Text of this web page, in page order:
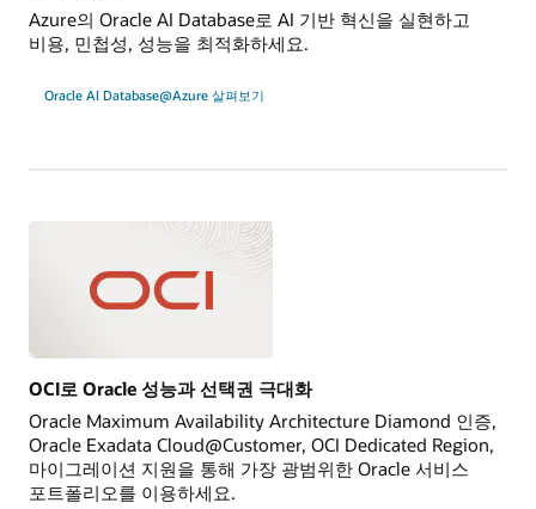
Azure의 Oracle AI Database로 AI 기반 혁신을 실현하고
비용, 민첩성, 성능을 최적화하세요.
Oracle AI Database@Azure 살펴보기
OCI로 Oracle 성능과 선택권 극대화
Oracle Maximum Availability Architecture Diamond 인증,
Oracle Exadata Cloud@Customer, OCI Dedicated Region,
마이그레이션 지원을 통해 가장 광범위한 Oracle 서비스
포트폴리오를 이용하세요.